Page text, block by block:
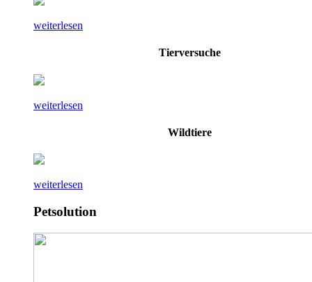
weiterlesen
Tierversuche
weiterlesen
Wildtiere
weiterlesen
Petsolution